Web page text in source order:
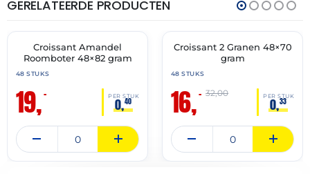
GERELATEERDE PRODUCTEN
🔥 OP=OP
THT:
30-
Croissant Amandel
Roomboter 48×82 gram
48 STUKS
19,– PER STUK
0,40
🔥 OP=OP
Croissant 2 Granen 48×70
gram
48 STUKS
16,– PER STUK
0,33
32,00